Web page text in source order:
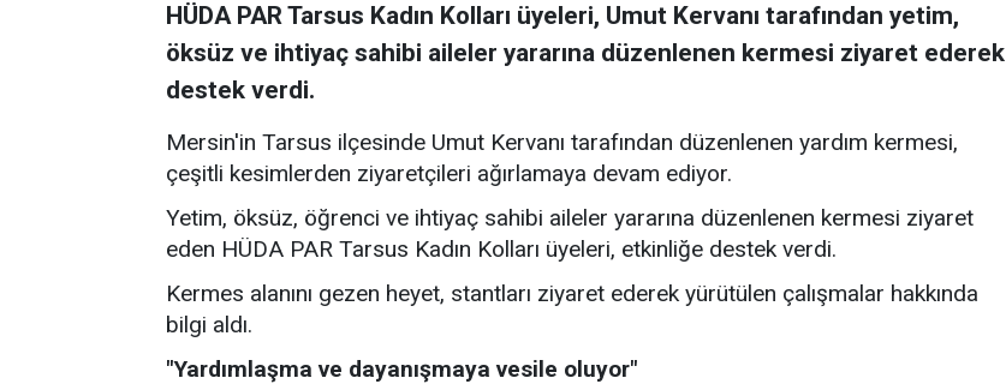
HÜDA PAR Tarsus Kadın Kolları üyeleri, Umut Kervanı tarafından yetim,
öksüz ve ihtiyaç sahibi aileler yararına düzenlenen kermesi ziyaret ederek
destek verdi.
Mersin'in Tarsus ilçesinde Umut Kervanı tarafından düzenlenen yardım kermesi,
çeşitli kesimlerden ziyaretçileri ağırlamaya devam ediyor.
Yetim, öksüz, öğrenci ve ihtiyaç sahibi aileler yararına düzenlenen kermesi ziyaret
eden HÜDA PAR Tarsus Kadın Kolları üyeleri, etkinliğe destek verdi.
Kermes alanını gezen heyet, stantları ziyaret ederek yürütülen çalışmalar hakkında
bilgi aldı.
"Yardımlaşma ve dayanışmaya vesile oluyor"